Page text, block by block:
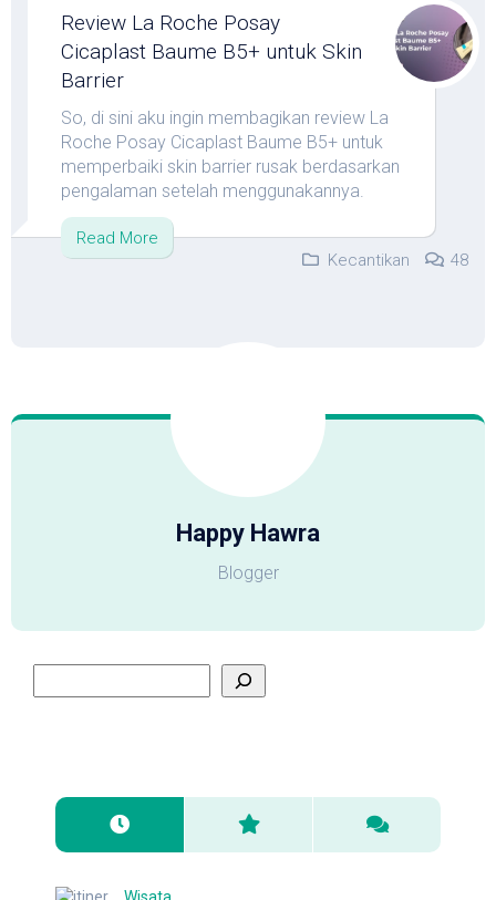
Review La Roche Posay
Cicaplast Baume B5+ untuk Skin
Barrier
So, di sini aku ingin membagikan review La
Roche Posay Cicaplast Baume B5+ untuk
memperbaiki skin barrier rusak berdasarkan
pengalaman setelah menggunakannya.
Read More
Kecantikan
48
Happy Hawra
Blogger